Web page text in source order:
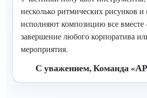
несколько ритмических рисунков
исполняют композицию все
завершение любого корпоратива
мероприятия.
С уважением, Команда